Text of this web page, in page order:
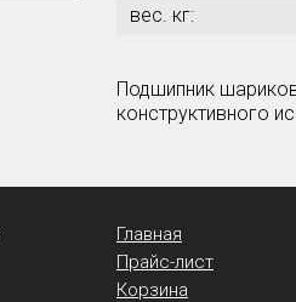
вес. кг:
Подшипник
конструктивного
Главная
Прайс-лист
Корзина